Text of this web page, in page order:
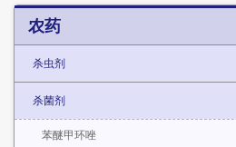
农药
杀虫剂
杀菌剂
苯醚甲环唑